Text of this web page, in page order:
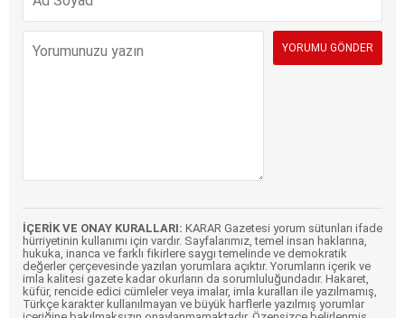
İÇERİK VE ONAY KURALLARI: KARAR Gazetesi yorum sütunları ifade
hürriyetinin kullanımı için vardır. Sayfalarımız, temel insan haklarına,
hukuka, inanca ve farklı fikirlere saygı temelinde ve demokratik
değerler çerçevesinde yazılan yorumlara açıktır. Yorumların içerik ve
imla kalitesi gazete kadar okurların da sorumluluğundadır. Hakaret,
küfür, rencide edici cümleler veya imalar, imla kuralları ile yazılmamış,
Türkçe karakter kullanılmayan ve büyük harflerle yazılmış yorumlar